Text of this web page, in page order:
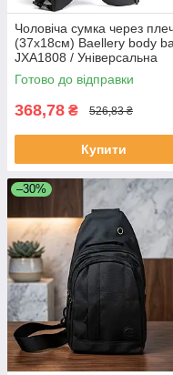
Чоловіча сумка через
(37х18см) Baellery body
JXA1808 / Універсальна
нагрудна сумка / Сумка
бананка
Готово до відправки
368,78 ₴ 526,83 ₴
Купити
–30%